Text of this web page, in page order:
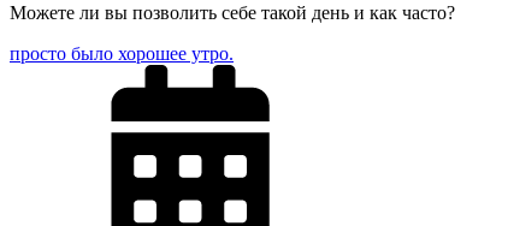
Можете ли вы позволить себе такой день и как часто?
просто было хорошее утро.